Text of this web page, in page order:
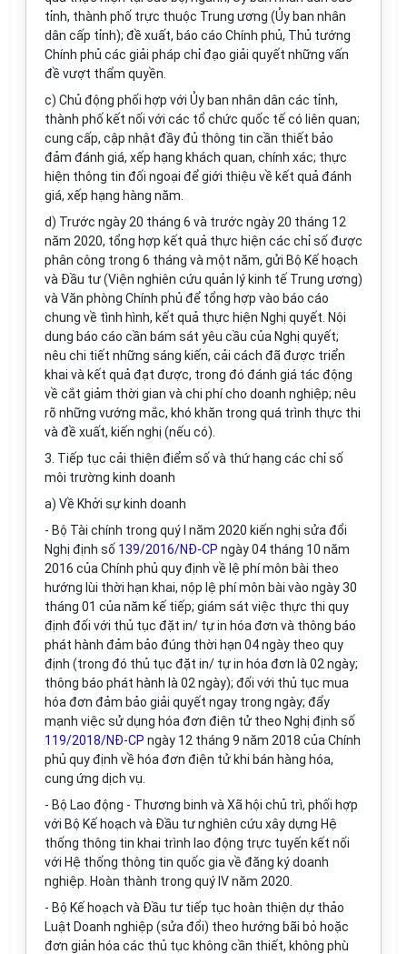
tỉnh, thành phố trực thuộc Trung ương (Ủy ban nhân
dân cấp tỉnh); đề xuất, báo cáo Chính phủ, Thủ tướng
Chính phủ các giải pháp chỉ đạo giải quyết những vấn
đề vượt thẩm quyền.
c) Chủ động phối hợp với Ủy ban nhân dân các tỉnh,
thành phố kết nối với các tổ chức quốc tế có liên quan;
cung cấp, cập nhật đầy đủ thông tin cần thiết bảo
đảm đánh giá, xếp hạng khách quan, chính xác; thực
hiện thông tin đối ngoại để giới thiệu về kết quả đánh
giá, xếp hạng hàng năm.
d) Trước ngày 20 tháng 6 và trước ngày 20 tháng 12
năm 2020, tổng hợp kết quả thực hiện các chỉ số được
phân công trong 6 tháng và một năm, gửi Bộ Kế hoạch
và Đầu tư (Viện nghiên cứu quản lý kinh tế Trung ương)
và Văn phòng Chính phủ để tổng hợp vào báo cáo
chung về tình hình, kết quả thực hiện Nghị quyết. Nội
dung báo cáo cần bám sát yêu cầu của Nghị quyết;
nêu chi tiết những sáng kiến, cải cách đã được triển
khai và kết quả đạt được, trong đó đánh giá tác động
về cắt giảm thời gian và chi phí cho doanh nghiệp; nêu
rõ những vướng mắc, khó khăn trong quá trình thực thi
và đề xuất, kiến nghị (nếu có).
3. Tiếp tục cải thiện điểm số và thứ hạng các chỉ số
môi trường kinh doanh
a) Về Khởi sự kinh doanh
- Bộ Tài chính trong quý I năm 2020 kiến nghị sửa đổi
Nghị định số 139/2016/NĐ-CP ngày 04 tháng 10 năm
2016 của Chính phủ quy định về lệ phí môn bài theo
hướng lùi thời hạn khai, nộp lệ phí môn bài vào ngày 30
tháng 01 của năm kế tiếp; giám sát việc thực thi quy
định đối với thủ tục đặt in/ tự in hóa đơn và thông báo
phát hành đảm bảo đúng thời hạn 04 ngày theo quy
định (trong đó thủ tục đặt in/ tự in hóa đơn là 02 ngày;
thông báo phát hành là 02 ngày); đối với thủ tục mua
hóa đơn đảm bảo giải quyết ngay trong ngày; đẩy
mạnh việc sử dụng hóa đơn điện tử theo Nghị định số
119/2018/NĐ-CP ngày 12 tháng 9 năm 2018 của Chính
phủ quy định về hóa đơn điện tử khi bán hàng hóa,
cung ứng dịch vụ.
- Bộ Lao động - Thương binh và Xã hội chủ trì, phối hợp
với Bộ Kế hoạch và Đầu tư nghiên cứu xây dựng Hệ
thống thông tin khai trình lao động trực tuyến kết nối
với Hệ thống thông tin quốc gia về đăng ký doanh
nghiệp. Hoàn thành trong quý IV năm 2020.
- Bộ Kế hoạch và Đầu tư tiếp tục hoàn thiện dự thảo
Luật Doanh nghiệp (sửa đổi) theo hướng bãi bỏ hoặc
đơn giản hóa các thủ tục không cần thiết, không phù